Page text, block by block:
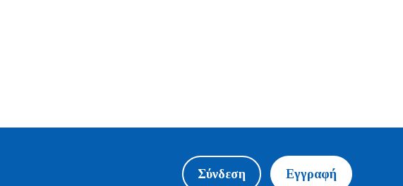
Σύνδεση Εγγραφή